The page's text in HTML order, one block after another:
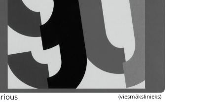
(viesmākslinieks)